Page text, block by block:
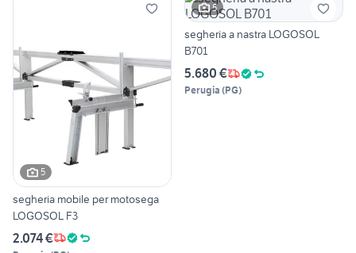
5
segheria mobile per motosega
LOGOSOL F3
2.074 €
5
segheria a nastra LOGOSOL
B701
5.680 €
Perugia (PG)